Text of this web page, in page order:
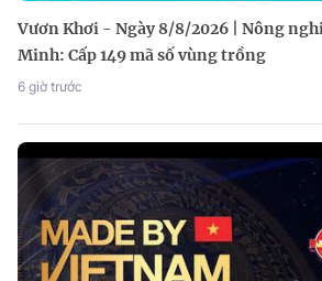
Vươn Khơi - Ngày 8/8/2026 | Nông
Minh: Cấp 149 mã số vùng trồng
6 giờ trước